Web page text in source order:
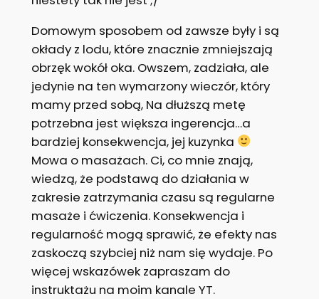
Domowym sposobem od zawsze były i są
okłady z lodu, które znacznie zmniejszają
obrzęk wokół oka. Owszem, zadziała, ale
jedynie na ten wymarzony wieczór, który
mamy przed sobą, Na dłuższą metę
potrzebna jest większa ingerencja…a
bardziej konsekwencja, jej kuzynka
Mowa o masażach. Ci, co mnie znają,
wiedzą, że podstawą do działania w
zakresie zatrzymania czasu są regularne
masaże i ćwiczenia. Konsekwencja i
regularność mogą sprawić, że efekty nas
zaskoczą szybciej niż nam się wydaje. Po
więcej wskazówek zapraszam do
instruktażu na moim kanale YT.